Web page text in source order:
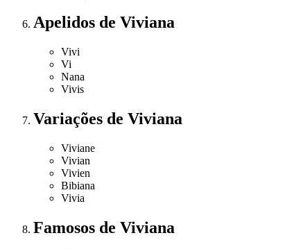
Apelidos de Viviana
Vivi
Vi
Nana
Vivis
Variações de Viviana
Viviane
Vivian
Vivien
Bibiana
Vivia
Famosos de Viviana